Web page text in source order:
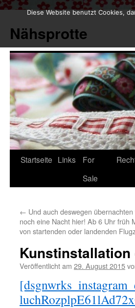
springen
Nähsprotte
Startseite Links
For
Sale
← Und auch deswegen
noch eine Nacht hier! Ab 6 Uhr früh
von startenden oder landenden
Kunstinstallation
Veröffentlicht am 29. August 2015
Diese Website benutzt Cookies,